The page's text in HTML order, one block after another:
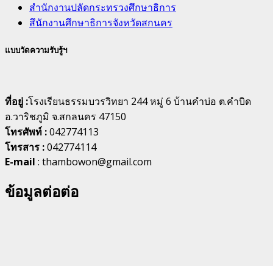
สำนักงานปลัดกระทรวงศึกษาธิการ
สึนักงานศึกษาธิการจังหวัดสกนคร
แบบวัดความรับรู้ฯ
ที่อยู่ :โรงเรียนธรรมบวรวิทยา 244 หมู่ 6 บ้านคำบ่อ ต.คำบิด
อ.วาริชภูมิ จ.สกลนคร 47150
โทรศัพท์ :042774113
โทรสาร :042774114
E-mail : thambowon@gmail.com
ข้อมูลต่อต่อ